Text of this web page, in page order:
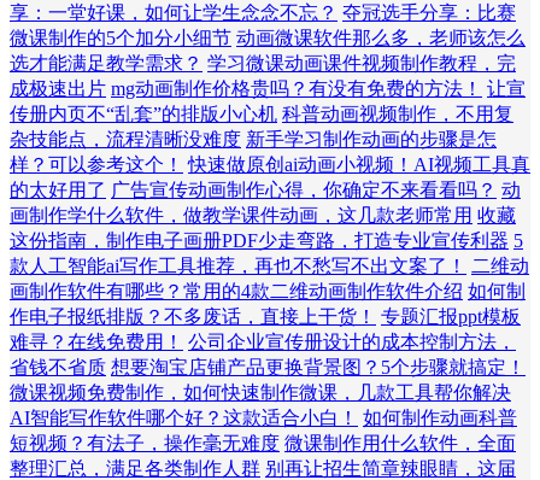
享：一堂好课，如何让学生念念不忘？ 夺冠选手分享：比赛
微课制作的5个加分小细节 动画微课软件那么多，老师该怎么
选才能满足教学需求？ 学习微课动画课件视频制作教程，完
成极速出片 mg动画制作价格贵吗？有没有免费的方法！
让宣
传册内页不“乱套”的排版小心机 科普动画视频制作，不用复
杂技能点，流程清晰没难度 新手学习制作动画的步骤是怎
样？可以参考这个！
快速做原创ai动画小视频！AI视频工具真
的太好用了 广告宣传动画制作心得，你确定不来看看吗？ 动
画制作学什么软件，做教学课件动画，这几款老师常用 收藏
这份指南，制作电子画册PDF少走弯路，打造专业宣传利器 5
款人工智能ai写作工具推荐，再也不愁写不出文案了！
二维动
画制作软件有哪些？常用的4款二维动画制作软件介绍 如何制
作电子报纸排版？不多废话，直接上干货！
专题汇报ppt模板
难寻？在线免费用！
公司企业宣传册设计的成本控制方法，
省钱不省质 想要淘宝店铺产品更换背景图？5个步骤就搞定！
微课视频免费制作，如何快速制作微课，几款工具帮你解决
AI智能写作软件哪个好？这款适合小白！
如何制作动画科普
短视频？有法子，操作毫无难度 微课制作用什么软件，全面
整理汇总，满足各类制作人群 别再让招生简章辣眼睛，这届